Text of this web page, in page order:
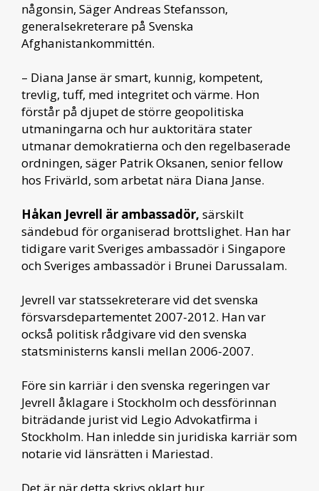
någonsin, Säger Andreas Stefansson,
generalsekreterare på Svenska
Afghanistankommittén.
– Diana Janse är smart, kunnig, kompetent,
trevlig, tuff, med integritet och värme. Hon
förstår på djupet de större geopolitiska
utmaningarna och hur auktoritära stater
utmanar demokratierna och den regelbaserade
ordningen, säger Patrik Oksanen, senior fellow
hos Frivärld, som arbetat nära Diana Janse.
Håkan Jevrell är ambassadör, särskilt
sändebud för organiserad brottslighet. Han har
tidigare varit Sveriges ambassadör i Singapore
och Sveriges ambassadör i Brunei Darussalam.
Jevrell var statssekreterare vid det svenska
försvarsdepartementet 2007-2012. Han var
också politisk rådgivare vid den svenska
statsministerns kansli mellan 2006-2007.
Före sin karriär i den svenska regeringen var
Jevrell åklagare i Stockholm och dessförinnan
biträdande jurist vid Legio Advokatfirma i
Stockholm. Han inledde sin juridiska karriär som
notarie vid länsrätten i Mariestad.